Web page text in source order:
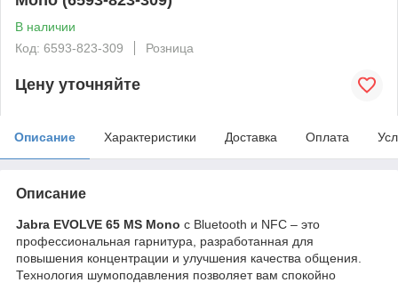
В наличии
Код: 6593-823-309
Розница
Цену уточняйте
Описание Характеристики Доставка Оплата
Описание
Jabra EVOLVE 65 MS Mono с Bluetooth и NFC – это
профессиональная гарнитура, разработанная для
повышения концентрации и улучшения качества общения.
Технология шумоподавления позволяет вам спокойно